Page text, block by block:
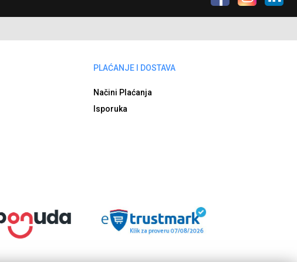
PLAĆANJE I DOSTAVA
Načini Plaćanja
Isporuka